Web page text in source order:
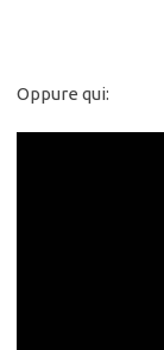
Oppure qui: